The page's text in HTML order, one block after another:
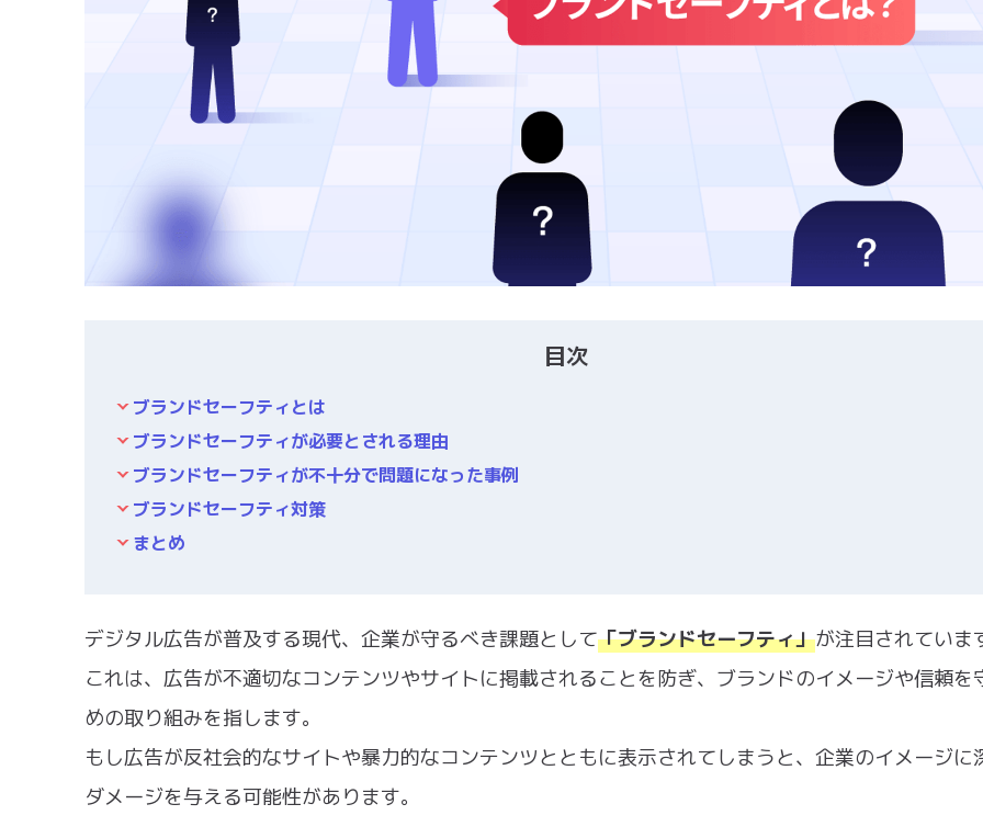
目次
ブランドセーフティとは
ブランドセーフティが必要とされる理由
ブランドセーフティが不十分で問題になった事例
ブランドセーフティ対策
まとめ
デジタル広告が普及する現代、企業が守るべき課題として「ブランドセーフティ」が注目されていま
これは、広告が不適切なコンテンツやサイトに掲載されることを防ぎ、ブランドのイメージや信頼を
めの取り組みを指します。
もし広告が反社会的なサイトや暴力的なコンテンツとともに表示されてしまうと、企業のイメージに
ダメージを与える可能性があります。